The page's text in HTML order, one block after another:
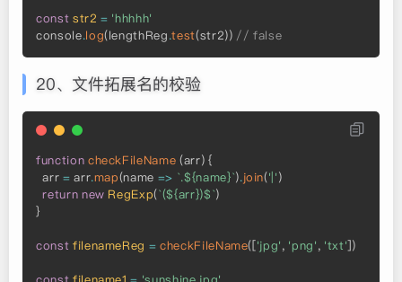
const str2 = 'hhhhh'
console.log(lengthReg.test(str2)) // false
20、文件拓展名的校验
function checkFileName (arr) {
  arr
= arr.map(name => `.${name}`).join('|')
return new RegExp(`(${arr})$`)
}
const filenameReg = checkFileName(['jpg', 'png', 'txt'])